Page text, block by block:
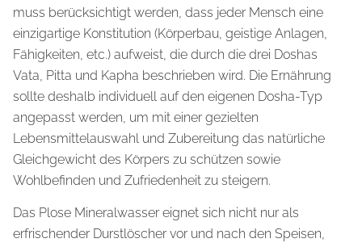
muss berücksichtigt werden, dass jeder Mensch eine
einzigartige Konstitution (Körperbau, geistige Anlagen,
Fähigkeiten, etc.) aufweist, die durch die drei Doshas
Vata, Pitta und Kapha beschrieben wird. Die Ernährung
sollte deshalb individuell auf den eigenen Dosha-Typ
angepasst werden, um mit einer gezielten
Lebensmittelauswahl und Zubereitung das natürliche
Gleichgewicht des Körpers zu schützen sowie
Wohlbefinden und Zufriedenheit zu steigern.
Das Plose Mineralwasser eignet sich nicht nur als
erfrischender Durstlöscher vor und nach den Speisen,